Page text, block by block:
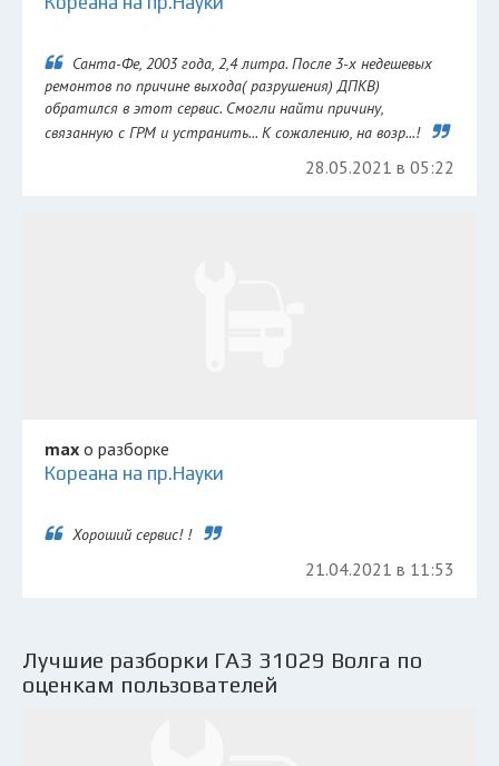
Санта-Фе, 2003 года, 2,4 литра. После 3-х недешевых
ремонтов по причине выхода( разрушения) ДПКВ)
обратился в этот сервис. Смогли найти причину,
связанную с ГРМ и устранить... К сожалению, на возр...!
28.05.2021 в 05:22
max о разборке
Кореана на пр.Науки
Хороший сервис! !
21.04.2021 в 11:53
Лучшие разборки ГАЗ 31029 Волга по
оценкам пользователей